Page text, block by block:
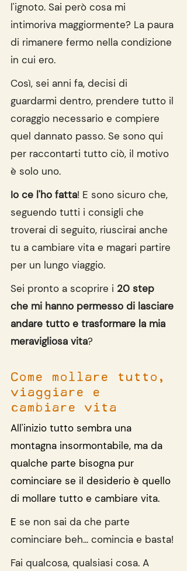
l'ignoto. Sai però cosa mi
intimoriva maggiormente? La paura
di rimanere fermo nella condizione
in cui ero.
Così, sei anni fa, decisi di
guardarmi dentro, prendere tutto il
coraggio necessario e compiere
quel dannato passo. Se sono qui
per raccontarti tutto ciò, il motivo
è solo uno.
Io ce l'ho fatta! E sono sicuro che,
seguendo tutti i consigli che
troverai di seguito, riuscirai anche
tu a cambiare vita e magari partire
per un lungo viaggio.
Sei pronto a scoprire i 20 step
che mi hanno permesso di lasciare
andare tutto e trasformare la mia
meravigliosa vita?
Come mollare tutto,
viaggiare e
cambiare vita
All'inizio tutto sembra una
montagna insormontabile, ma da
qualche parte bisogna pur
cominciare se il desiderio è quello
di mollare tutto e cambiare vita.
E se non sai da che parte
cominciare beh... comincia e basta!
Fai qualcosa, qualsiasi cosa. A